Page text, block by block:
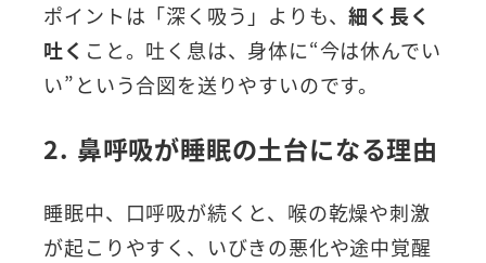
ポイントは「深く吸う」よりも、細く長く
吐く こと。吐く息は、身体に“今は休んでい
い”という合図を送りやすいのです。
2. 鼻呼吸が睡眠の土台になる理由
睡眠中、口呼吸が続くと、喉の乾燥や刺激
が起こりやすく、いびきの悪化や途中覚醒